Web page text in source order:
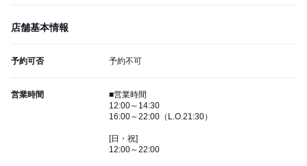
店舗基本情報
予約可否 予約不可
営業時間
■営業時間
12:00～14:30
16:00～22:00（L.O.21:30）
[日・祝]
12:00～22:00